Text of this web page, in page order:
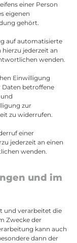
einer Person
eigenen
gehört.
auf automatisierte
jederzeit an
wenden.
Einwilligung
Daten betroffene
zur
zu widerrufen.
einer
jederzeit an einen
wenden.
und im
und verarbeitet die
Zwecke der
kann auch
dann der